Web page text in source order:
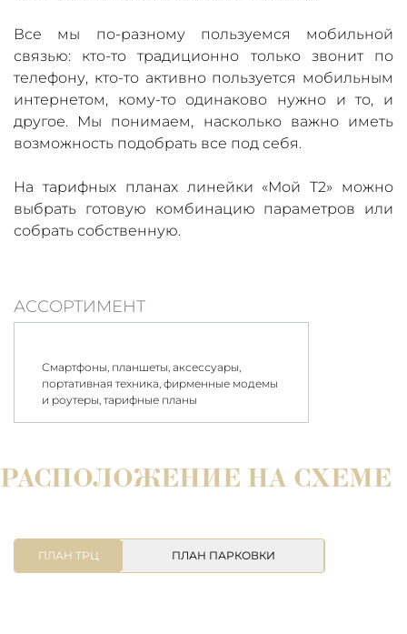
Все мы по-разному пользуемся мобильной
связью: кто-то традиционно только звонит по
телефону, кто-то активно пользуется мобильным
интернетом, кому-то одинаково нужно и то, и
другое. Мы понимаем, насколько важно иметь
возможность подобрать все под себя.
На тарифных планах линейки «Мой T2» можно
выбрать готовую комбинацию параметров или
собрать собственную.
АССОРТИМЕНТ
Смартфоны, планшеты, аксессуары,
портативная техника, фирменные модемы
и роутеры, тарифные планы
РАСПОЛОЖЕНИЕ НА СХЕМЕ
ПЛАН ТРЦ ПЛАН ПАРКОВКИ